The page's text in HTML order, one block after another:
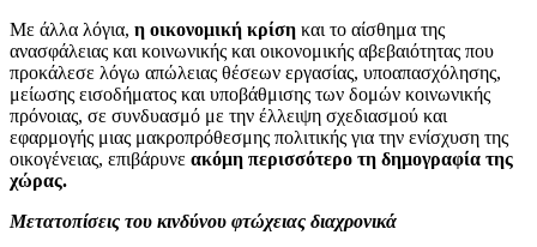
Με άλλα λόγια, η οικονομική κρίση και το αίσθημα της
ανασφάλειας και κοινωνικής και οικονομικής αβεβαιότητας που
προκάλεσε λόγω απώλειας θέσεων εργασίας, υποαπασχόλησης,
μείωσης εισοδήματος και υποβάθμισης των δομών κοινωνικής
πρόνοιας, σε συνδυασμό με την έλλειψη σχεδιασμού και
εφαρμογής μιας μακροπρόθεσμης πολιτικής για την ενίσχυση της
οικογένειας, επιβάρυνε ακόμη περισσότερο τη δημογραφία της
χώρας.
Μετατοπίσεις του κινδύνου φτώχειας διαχρονικά